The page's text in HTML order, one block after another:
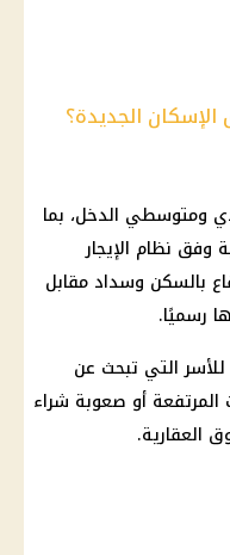
الجديدة؟
ومتوسطي الدخل، بما
وفق نظام الإيجار
بالسكن وسداد مقابل
رسميًا.
التي تبحث عن
المرتفعة أو صعوبة شراء
العقارية.